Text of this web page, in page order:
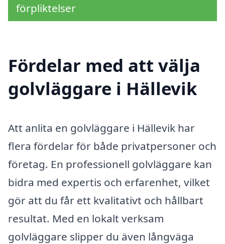
förpliktelser
Fördelar med att välja
golvläggare i Hällevik
Att anlita en golvläggare i Hällevik har
flera fördelar för både privatpersoner och
företag. En professionell golvläggare kan
bidra med expertis och erfarenhet, vilket
gör att du får ett kvalitativt och hållbart
resultat. Med en lokalt verksam
golvläggare slipper du även långväga